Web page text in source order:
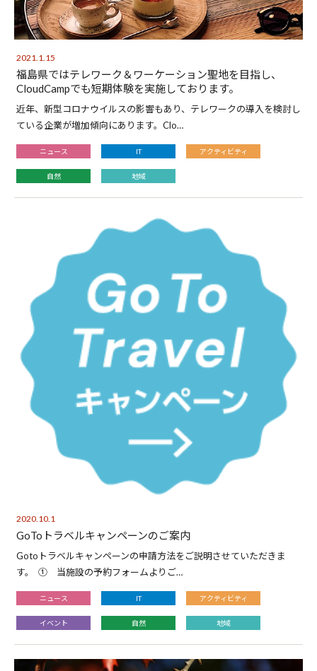
2021.1.15
福島県ではテレワーク＆ワーケーション聖地を目指し、
CloudCampでも短期体験を実施しております。
近年、新型コロナウイルスの影響もあり、テレワークの導入を検討し
ている企業が増加傾向にあります。Clo…
ニュース IT アクティビティ
自然 地域
2020.10.1
GoToトラベルキャンペーンのご案内
Gotoトラベルキャンペーンの申請方法をご説明させていただきま
す。 ① 当施設の予約フォームよりご…
ニュース IT アクティビティ
イベント 自然 地域